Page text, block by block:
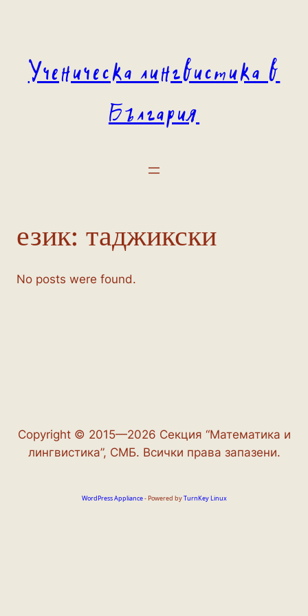
Ученическа лингвистика в
България
език: таджикски
No posts were found.
Copyright © 2015—2026 Секция “Математика и
лингвистика”, СМБ. Всички права запазени.
WordPress Appliance- Powered byTurnKey Linux